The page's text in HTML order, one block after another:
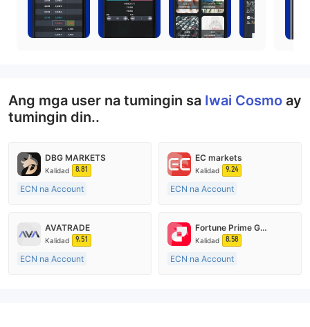
Ang mga user na tumingin sa Iwai Cosmo ay
tumingin din..
DBG MARKETS
Kalidad 8.81
ECN na Account
Paggawa ng Market (MM)
EC markets
Kalidad 9.24
ECN na Account
Kinokontrol sa Australia
Paggawa ng Market (MM)
AVATRADE
Kalidad 9.51
ECN na Account
Fortune Prime Global
Kalidad 8.58
ECN na Account